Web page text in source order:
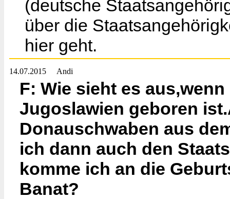
(deutsche
über die
hier geht.
14.07.2015 Andi
F: Wie sieht es
Jugoslawien geboren
Donauschwaben aus
ich dann auch den
komme ich an die
Banat?